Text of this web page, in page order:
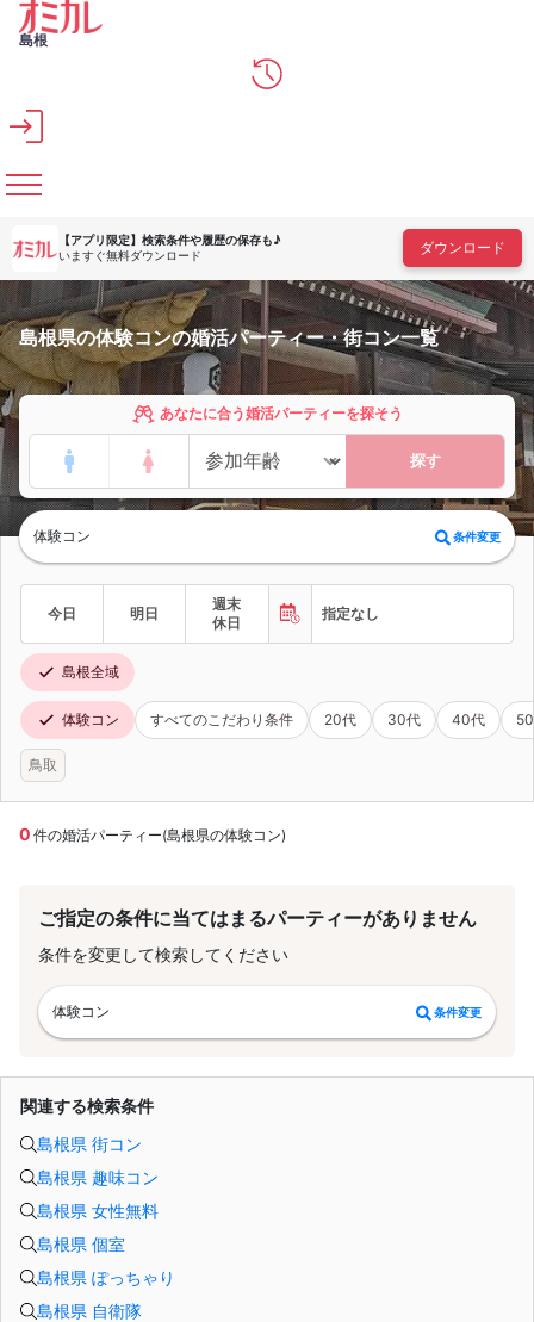
メインコンテンツへスキップ
島根
【アプリ限定】 検索条件や履歴の保存も♪
いますぐ無料ダウンロード
ダウンロード
島根県の体験コンの婚活パーティー・街コン一覧
あなたに合う婚活パーティーを探そう
探す
体験コン 条件変更
今日 明日
週末
休日
指定なし
島根全域
体験コン すべてのこだわり条件 20代 30代 40代
鳥取
0 件の婚活パーティー(島根県の体験コン)
ご指定の条件に当てはまるパーティーがありません
条件を変更して検索してください
体験コン 条件変更
関連する検索条件
島根県 街コン
島根県 趣味コン
島根県 女性無料
島根県 個室
島根県 ぽっちゃり
島根県 自衛隊